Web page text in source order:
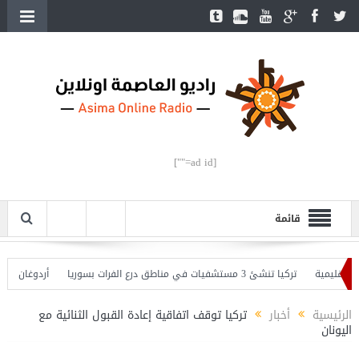
[ad id=""]
قائمة
تركيا تنشئ 3 مستشفيات في مناطق درع الفرات بسوريا
أردوغان يفتتح
الرئيسية أخبار تركيا توقف اتفاقية إعادة القبول الثنائية مع
اليونان